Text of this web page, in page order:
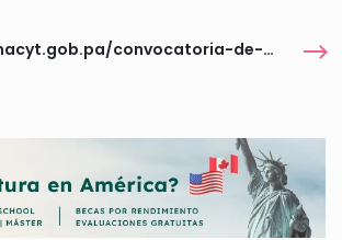
https://www.senacyt.gob.pa/convocatoria-de-maestria-o-especialidad-medica-en-el-area-de-salud-2024/